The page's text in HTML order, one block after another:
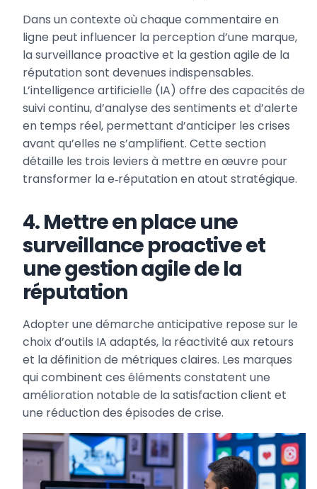
Dans un contexte où chaque commentaire en
ligne peut influencer la perception d’une marque,
la surveillance proactive et la gestion agile de la
réputation sont devenues indispensables.
L’intelligence artificielle (IA) offre des capacités de
suivi continu, d’analyse des sentiments et d’alerte
en temps réel, permettant d’anticiper les crises
avant qu’elles ne s’amplifient. Cette section
détaille les trois leviers à mettre en œuvre pour
transformer la e‑réputation en atout stratégique.
4. Mettre en place une
surveillance proactive et
une gestion agile de la
réputation
Adopter une démarche anticipative repose sur le
choix d’outils IA adaptés, la réactivité aux retours
et la définition de métriques claires. Les marques
qui combinent ces éléments constatent une
amélioration notable de la satisfaction client et
une réduction des épisodes de crise.